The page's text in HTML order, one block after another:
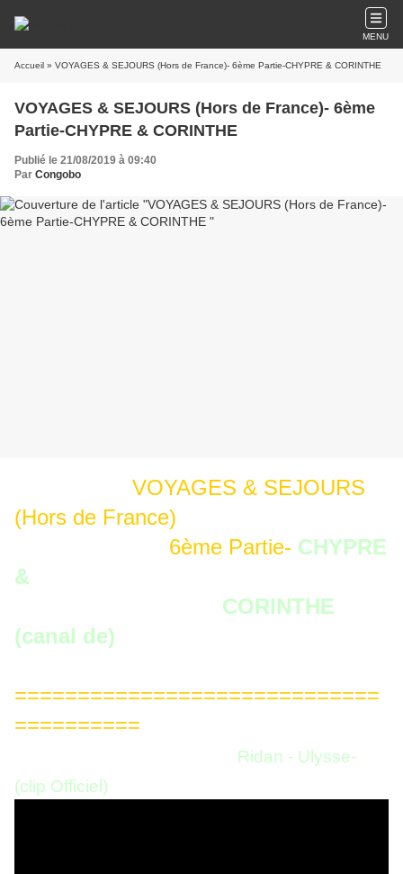
MENU
Accueil » VOYAGES & SEJOURS (Hors de France)- 6ème Partie-CHYPRE & CORINTHE
VOYAGES & SEJOURS (Hors de France)- 6ème
Partie-CHYPRE & CORINTHE
Publié le 21/08/2019 à 09:40
Par Congobo
VOYAGES & SEJOURS
(Hors de France)
6ème Partie- CHYPRE
&
CORINTHE
(canal de)
=============================
==========
Ridan - Ulysse-
(clip Officiel)